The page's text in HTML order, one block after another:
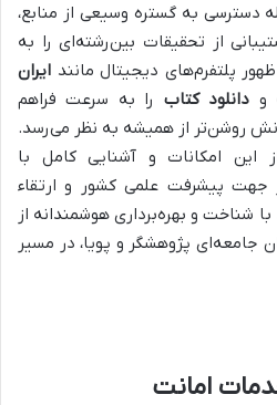
دسترسی به گستره وسیعی از منابع،
از تحقیقات بین‌رشته‌ای را به
پلتفرم‌های دیجیتال مانند ایران
و دانلود کتاب را به سرعت فراهم
روشن‌تر از همیشه به نظر می‌رسد.
این امکانات و آشنایی کامل با
جهت پیشرفت علمی کشور و ارتقاء
شناخت و بهره‌برداری هوشمندانه از
جامعه‌ای پژوهشگر و پویا، در مسیر
امانت